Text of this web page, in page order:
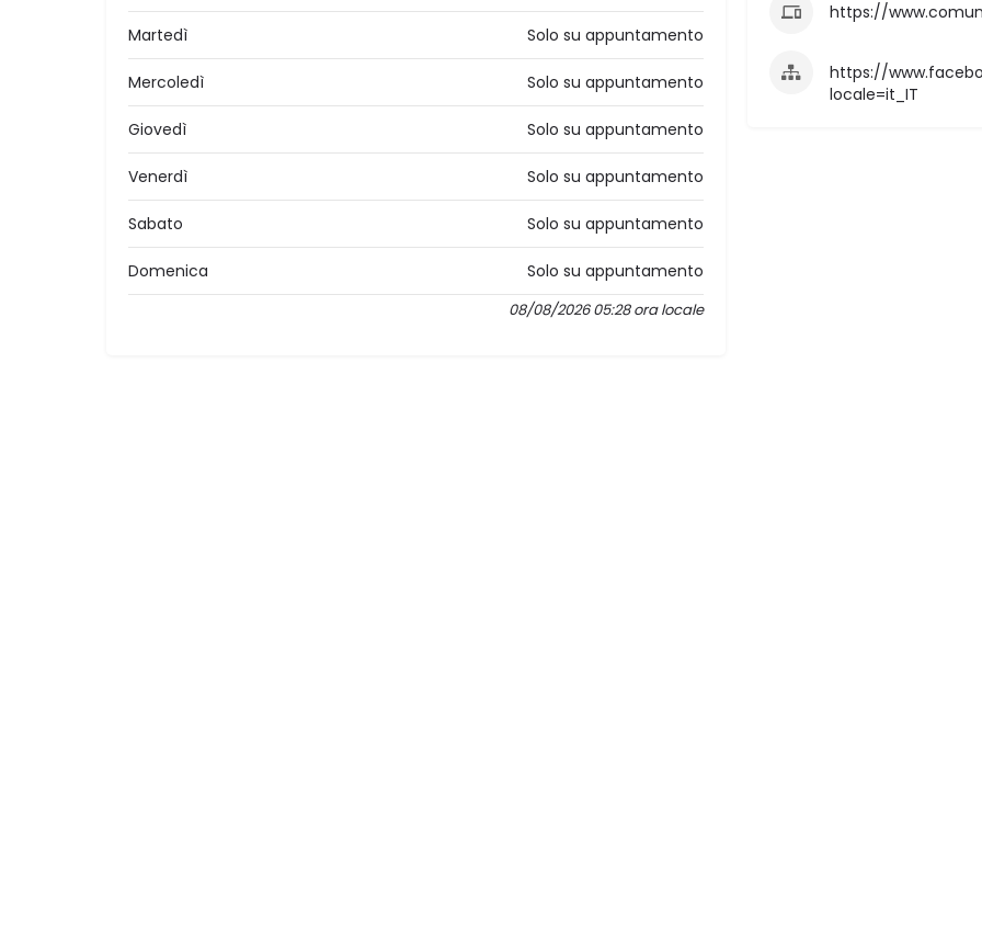
Martedì Solo su appuntamento
Mercoledì Solo su appuntamento
Giovedì Solo su appuntamento
Venerdì Solo su appuntamento
Sabato Solo su appuntamento
Domenica Solo su appuntamento
08/08/2026 05:28 ora locale
https://
https://
locale=it_IT